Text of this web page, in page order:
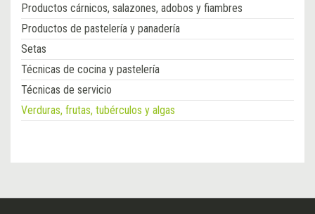
Productos cárnicos, salazones, adobos y fiambres
Productos de pastelería y panadería
Setas
Técnicas de cocina y pastelería
Técnicas de servicio
Verduras, frutas, tubérculos y algas